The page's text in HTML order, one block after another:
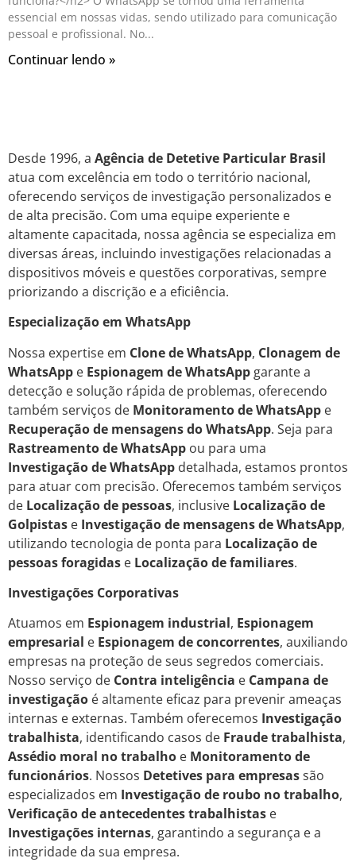
essencial em nossas vidas, sendo utilizado para comunicação
pessoal e profissional. No
Continuar lendo »
Desde 1996, a Agência de Detetive Particular Brasil
atua com excelência em todo o território nacional,
oferecendo serviços de investigação personalizados e
de alta precisão. Com uma equipe experiente e
altamente capacitada, nossa agência se especializa em
diversas áreas, incluindo investigações relacionadas a
dispositivos móveis e questões corporativas, sempre
priorizando a discrição e a eficiência.
Especialização em WhatsApp
Nossa expertise em Clone de WhatsApp, Clonagem de
WhatsApp e Espionagem de WhatsApp garante a
detecção e solução rápida de problemas, oferecendo
também serviços de Monitoramento de WhatsApp e
Recuperação de mensagens do WhatsApp. Seja para
Rastreamento de WhatsApp ou para uma
Investigação de WhatsApp detalhada, estamos prontos
para atuar com precisão. Oferecemos também serviços
de Localização de pessoas, inclusive Localização de
Golpistas e Investigação de mensagens de WhatsApp,
utilizando tecnologia de ponta para Localização de
pessoas foragidas e Localização de familiares.
Investigações Corporativas
Atuamos em Espionagem industrial, Espionagem
empresarial e Espionagem de concorrentes, auxiliando
empresas na proteção de seus segredos comerciais.
Nosso serviço de Contra inteligência e Campana de
investigação é altamente eficaz para prevenir ameaças
internas e externas. Também oferecemos Investigação
trabalhista, identificando casos de Fraude trabalhista,
Assédio moral no trabalho e Monitoramento de
funcionários. Nossos Detetives para empresassão
especializados em Investigação de roubo no trabalho,
Verificação de antecedentes trabalhistas e
Investigações internas, garantindo a segurança e a
integridade da sua empresa.